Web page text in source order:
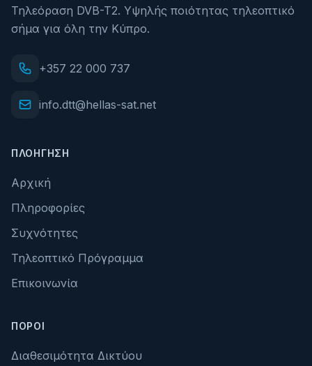
Τηλεόραση DVB-T2. Υψηλής ποιότητας τηλεοπτικό
σήμα για όλη την Κύπρο.
+357 22 000 737
info.dtt@hellas-sat.net
ΠΛΟΉΓΗΣΗ
Αρχική
Πληροφορίες
Συχνότητες
Τηλεοπτικό Πρόγραμμα
Επικοινωνία
ΠΌΡΟΙ
Διαθεσιμότητα Δικτύου